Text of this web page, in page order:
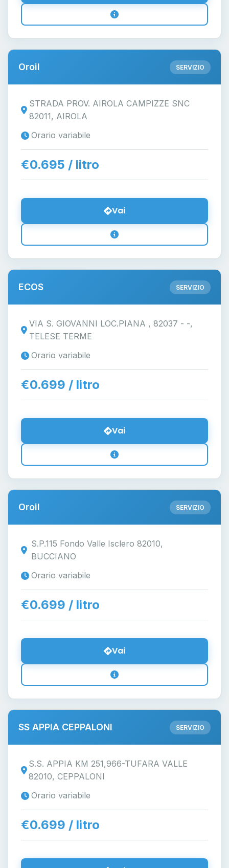
Oroil SERVIZIO
STRADA PROV. AIROLA CAMPIZZE SNC
82011, AIROLA
Orario variabile
€0.695 / litro
Vai
ECOS SERVIZIO
VIA S. GIOVANNI LOC.PIANA , 82037 - -,
TELESE TERME
Orario variabile
€0.699 / litro
Vai
Oroil SERVIZIO
S.P.115 Fondo Valle Isclero 82010,
BUCCIANO
Orario variabile
€0.699 / litro
Vai
SS APPIA CEPPALONI SERVIZIO
S.S. APPIA KM 251,966-TUFARA VALLE
82010, CEPPALONI
Orario variabile
€0.699 / litro